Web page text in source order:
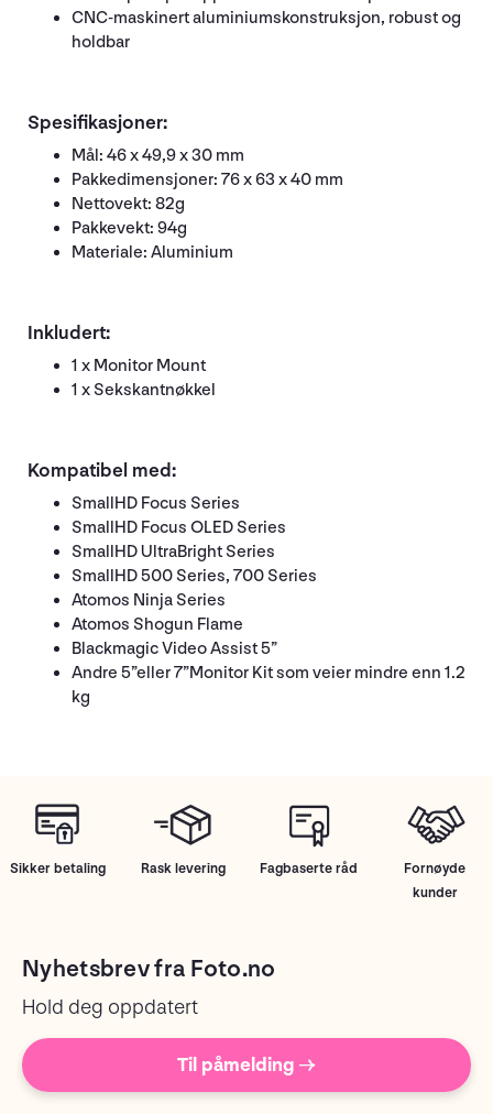
CNC-maskinert aluminiumskonstruksjon, robust og
holdbar
Spesifikasjoner:
Mål: 46 x 49,9 x 30 mm
Pakkedimensjoner: 76 x 63 x 40 mm
Nettovekt: 82g
Pakkevekt: 94g
Materiale: Aluminium
Inkludert:
1 x Monitor Mount
1 x Sekskantnøkkel
Kompatibel med:
SmallHD Focus Series
SmallHD Focus OLED Series
SmallHD UltraBright Series
SmallHD 500 Series, 700 Series
Atomos Ninja Series
Atomos Shogun Flame
Blackmagic Video Assist 5”
Andre 5”eller 7”Monitor Kit som veier mindre enn 1.2
kg
Sikker betaling Rask levering Fagbaserte råd
Fornøyde
kunder
Nyhetsbrev fra Foto.no
Hold deg oppdatert
Til påmelding →